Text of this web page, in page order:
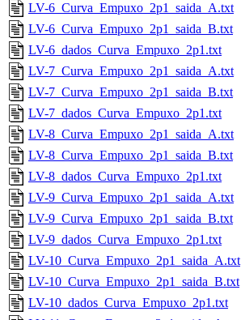
LV-6_Curva_Empuxo_2p1_saida_A.txt
LV-6_Curva_Empuxo_2p1_saida_B.txt
LV-6_dados_Curva_Empuxo_2p1.txt
LV-7_Curva_Empuxo_2p1_saida_A.txt
LV-7_Curva_Empuxo_2p1_saida_B.txt
LV-7_dados_Curva_Empuxo_2p1.txt
LV-8_Curva_Empuxo_2p1_saida_A.txt
LV-8_Curva_Empuxo_2p1_saida_B.txt
LV-8_dados_Curva_Empuxo_2p1.txt
LV-9_Curva_Empuxo_2p1_saida_A.txt
LV-9_Curva_Empuxo_2p1_saida_B.txt
LV-9_dados_Curva_Empuxo_2p1.txt
LV-10_Curva_Empuxo_2p1_saida_A.txt
LV-10_Curva_Empuxo_2p1_saida_B.txt
LV-10_dados_Curva_Empuxo_2p1.txt